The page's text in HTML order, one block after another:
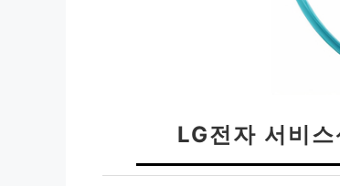
LG전자 서비